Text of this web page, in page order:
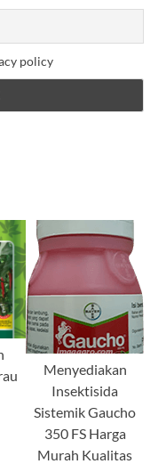
policy
Menyediakan
Insektisida
Sistemik Gaucho
350 FS Harga
Murah Kualitas